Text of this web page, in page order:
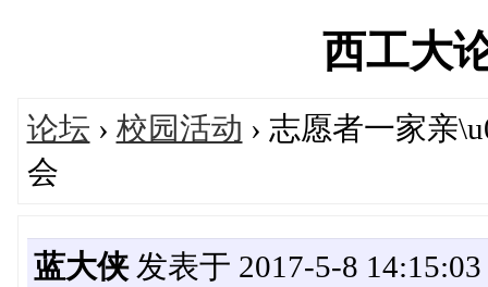
西工大
论坛 › 校园活动 › 志愿者一家亲
会
蓝大侠发表于 2017-5-8 14:15:03